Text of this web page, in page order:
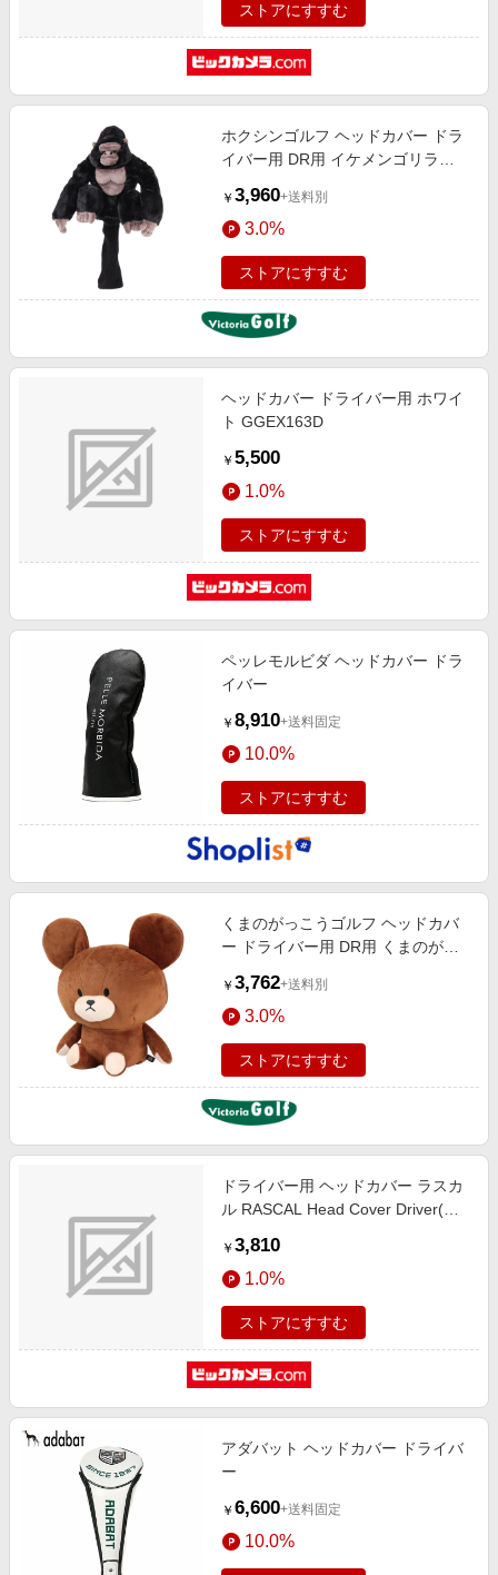
ストアにすすむ
ホクシンゴルフ ヘッドカバー ドラ
イバー用 DR用 イケメンゴリラ
￥ 3,960+送料別
3.0%
ストアにすすむ
ヘッドカバー ドライバー用 ホワイ
ト GGEX163D
￥ 5,500
1.0%
ストアにすすむ
ペッレモルビダ ヘッドカバー ドラ
イバー
￥ 8,910+送料固定
10.0%
ストアにすすむ
くまのがっこうゴルフ ヘッドカバ
ー ドライバー用 DR用 くまのがっ
￥ 3,762+送料別
3.0%
ストアにすすむ
ドライバー用 ヘッドカバー ラスカ
ル RASCAL Head Cover Driver(約
￥ 3,810
1.0%
ストアにすすむ
アダバット ヘッドカバー ドライバ
ー
￥ 6,600+送料固定
10.0%